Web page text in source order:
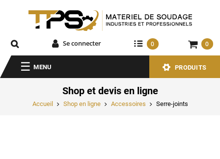
Se connecter 0 0
MENU PRODUITS
Shop et devis en ligne
Accueil Shop en ligne Accessoires Serre-joints